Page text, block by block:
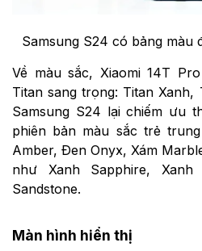
Samsung S24 có bảng màu
Về màu sắc, Xiaomi 14T
Titan sang trọng: Titan Xanh,
Samsung S24 lại chiếm ưu
phiên bản màu sắc trẻ
Amber, Đen Onyx, Xám
như Xanh Sapphire,
Sandstone.
Màn hình hiển thị